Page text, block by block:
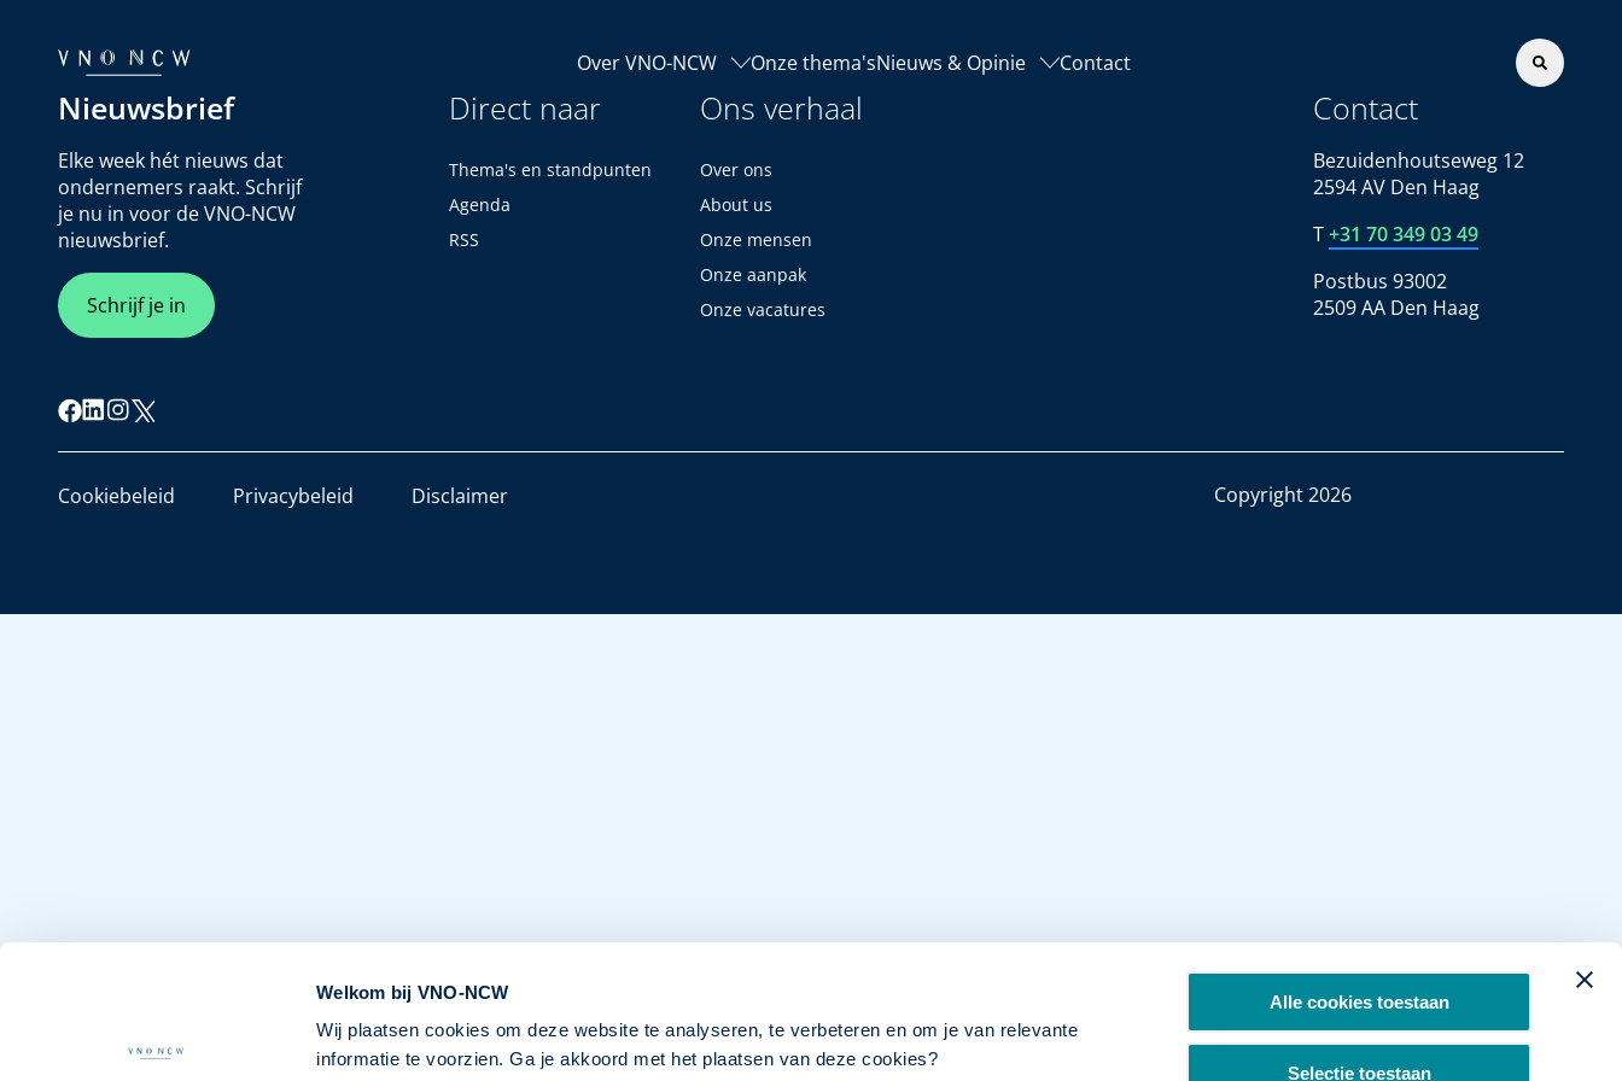
Welkom bij VNO-NCW
Wij plaatsen cookies om deze website te analyseren, te verbeteren en om je van relevante
informatie te voorzien. Ga je akkoord met het plaatsen van deze cookies?
Alle cookies toestaan
Selectie toestaan
Over VNO-NCW Onze thema'sNieuws & Opinie Contact
Nieuwsbrief
Elke week hét nieuws dat
ondernemers raakt. Schrijf
je nu in voor de VNO-NCW
nieuwsbrief.
Schrijf je in
Direct naar
Thema's en standpunten
Agenda
RSS
Ons verhaal
Over ons
About us
Onze mensen
Onze aanpak
Onze vacatures
Contact
Bezuidenhoutseweg 12
2594 AV Den Haag
T+31 70 349 03 49
Postbus 93002
2509 AA Den Haag
Cookiebeleid Privacybeleid Disclaimer Copyright 2026